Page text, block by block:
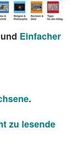
Einfacher
.
zu lesende